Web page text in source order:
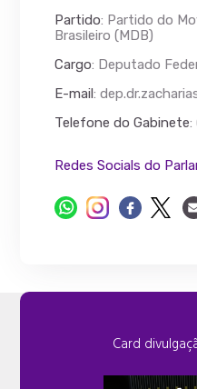
Partido: Partido do
Brasileiro (MDB)
Cargo: Deputado
E-mail:
Telefone do Gabinete:
Redes Socials do
Card